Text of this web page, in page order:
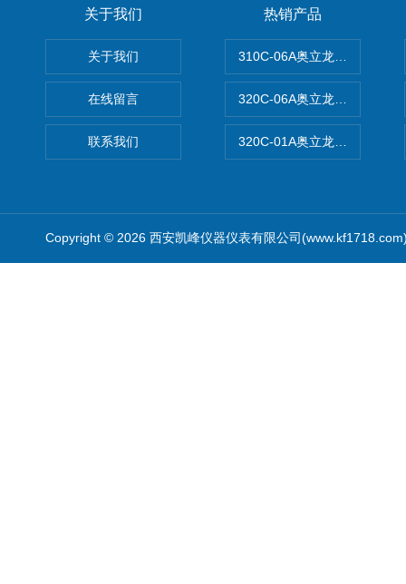
关于我们
关于我们
在线留言
联系我们
热销产品
310C-06A奥立龙实验室台式
320C-06A奥立龙实验室便携
320C-01A奥立龙实验室便携
Copyright © 2026 西安凯峰仪器仪表有限公司